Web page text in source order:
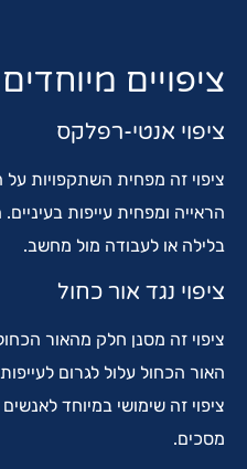
ציפויים
ציפוי אנטי-רפלקס
ציפוי זה מפחית השתקפויות
הראייה ומפחית עייפות
בלילה או לעבודה מול מחשב.
ציפוי נגד אור כחול
ציפוי זה מסנן חלק מהאור
האור הכחול עלול לגרום
ציפוי זה שימושי במיוחד
מסכים.